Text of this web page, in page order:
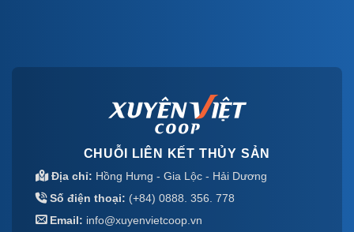
CHUỖI LIÊN KẾT THỦY SẢN
Địa chỉ: Hồng Hưng - Gia Lộc - Hải Dương
Số điện thoại: (+84) 0888. 356. 778
Email: info@xuyenvietcoop.vn